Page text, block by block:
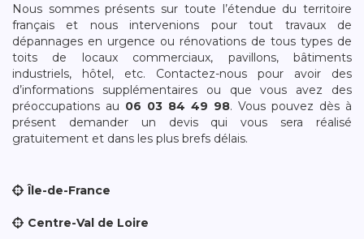
Nous sommes présents sur toute l’étendue du territoire
français et nous intervenions pour tout travaux de
dépannages en urgence ou rénovations de tous types de
toits de locaux commerciaux, pavillons, bâtiments
industriels, hôtel, etc. Contactez-nous pour avoir des
d’informations supplémentaires ou que vous avez des
préoccupations au 06 03 84 49 98. Vous pouvez dès à
présent demander un devis qui vous sera réalisé
gratuitement et dans les plus brefs délais.
Île-de-France
Centre-Val de Loire